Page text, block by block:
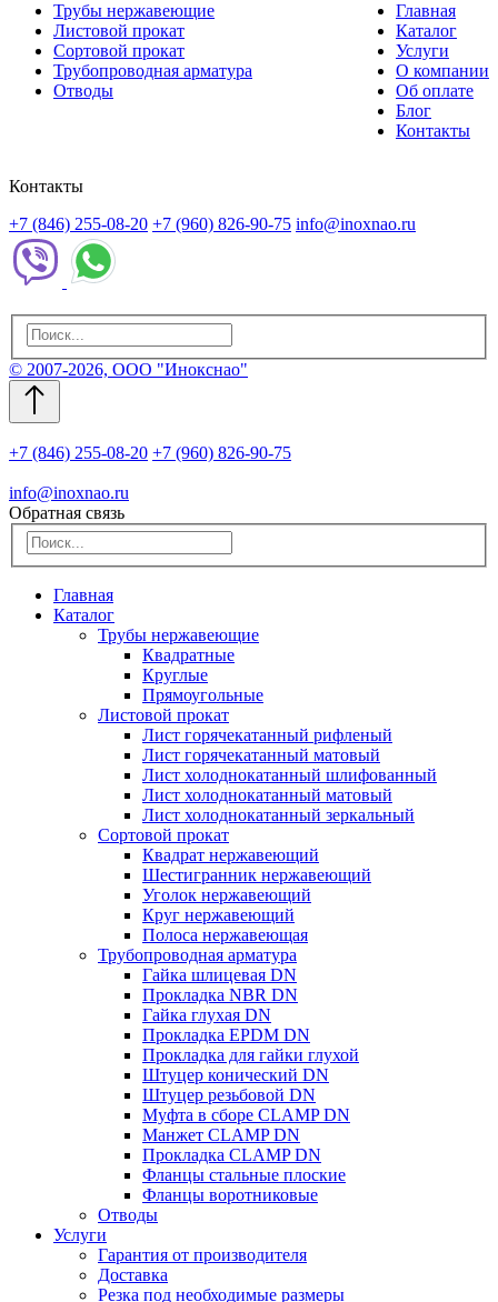
Трубы нержавеющие
Листовой прокат
Сортовой прокат
Трубопроводная арматура
Отводы
Главная
Каталог
Услуги
О компании
Об оплате
Блог
Контакты
Контакты
+7 (846) 255-08-20 +7 (960) 826-90-75 info@inoxnao.ru
© 2007-2026, ООО "Инокснао"
+7 (846) 255-08-20 +7 (960) 826-90-75
info@inoxnao.ru
Обратная связь
Главная
Каталог
Трубы нержавеющие
Квадратные
Круглые
Прямоугольные
Листовой прокат
Лист горячекатанный рифленый
Лист горячекатанный матовый
Лист холоднокатанный шлифованный
Лист холоднокатанный матовый
Лист холоднокатанный зеркальный
Сортовой прокат
Квадрат нержавеющий
Шестигранник нержавеющий
Уголок нержавеющий
Круг нержавеющий
Полоса нержавеющая
Трубопроводная арматура
Гайка шлицевая DN
Прокладка NBR DN
Гайка глухая DN
Прокладка EPDM DN
Прокладка для гайки глухой
Штуцер конический DN
Штуцер резьбовой DN
Муфта в сборе CLAMP DN
Манжет CLAMP DN
Прокладка CLAMP DN
Фланцы стальные плоские
Фланцы воротниковые
Отводы
Услуги
Гарантия от производителя
Доставка
Резка под необходимые размеры